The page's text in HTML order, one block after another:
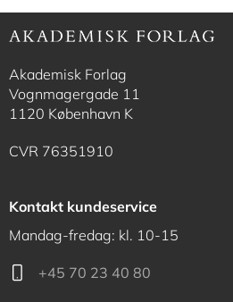
Akademisk Forlag
Vognmagergade 11
1120 København K
CVR 76351910
Kontakt kundeservice
Mandag-fredag: kl. 10-15
+45 70 23 40 80